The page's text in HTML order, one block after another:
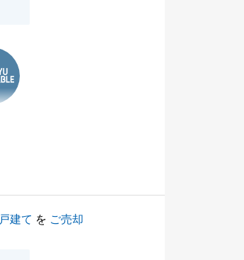
戸建て を ご売却